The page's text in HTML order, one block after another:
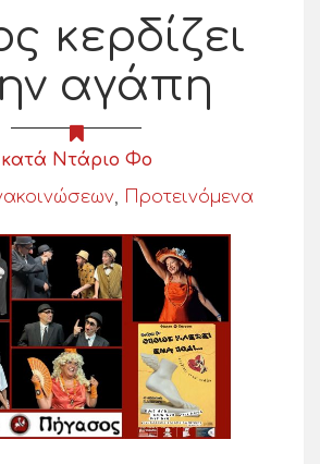
κερδίζει
αγάπη
κατά Ντάριο Φο
, Προτεινόμενα